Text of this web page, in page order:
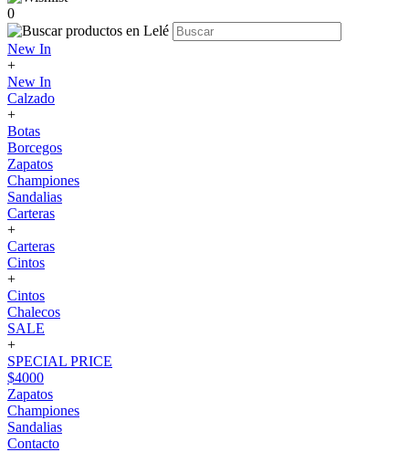
0
New In
+
New In
Calzado
+
Botas
Borcegos
Zapatos
Championes
Sandalias
Carteras
+
Carteras
Cintos
+
Cintos
Chalecos
SALE
+
SPECIAL PRICE
$4000
Zapatos
Championes
Sandalias
Contacto